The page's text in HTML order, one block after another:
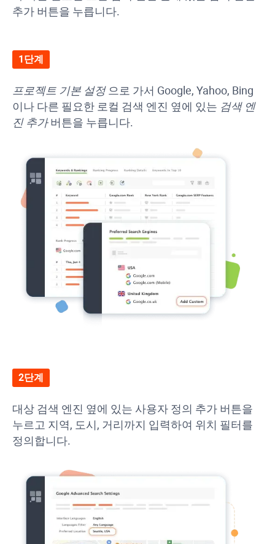
추가 버튼을 누릅니다.
1단계
프로젝트 기본 설정으로 가서 Google, Yahoo, Bing
이나 다른 필요한 로컬 검색 엔진 옆에 있는 검색 엔
진 추가버튼을 누릅니다.
2단계
대상 검색 엔진 옆에 있는 사용자 정의 추가 버튼을
누르고 지역, 도시, 거리까지 입력하여 위치 필터를
정의합니다.